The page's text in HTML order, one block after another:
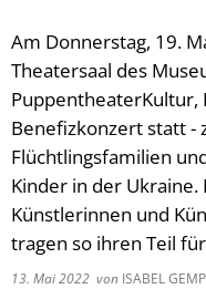
Am Donnerstag, 19.
Theatersaal des
PuppentheaterKultur,
Benefizkonzert statt -
Flüchtlingsfamilien
Kinder in der Ukraine.
Künstlerinnen und
tragen so ihren Teil
13. Mai 2022 von ISABEL